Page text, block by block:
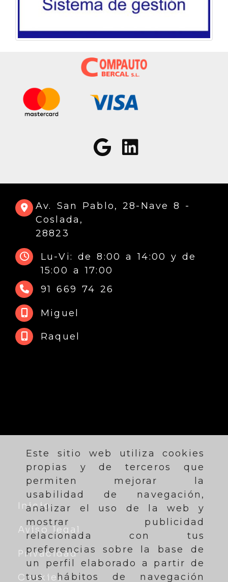
Este sitio web utiliza cookies
propias y de terceros que
permiten mejorar la
usabilidad de navegación,
analizar el uso de la web y
mostrar publicidad
relacionada con tus
preferencias sobre la base de
un perfil elaborado a partir de
tus hábitos de navegación
Av. San Pablo, 28-Nave 8 -
Coslada,
28823
Lu-Vi: de 8:00 a 14:00 y de
15:00 a 17:00
91 669 74 26
Miguel
Raquel
Inicio
Aviso legal
Privacidad
Cookies